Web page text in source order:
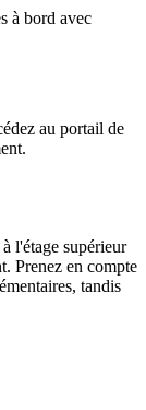
à bord avec
au portail de
l'étage supérieur
Prenez en compte
tandis